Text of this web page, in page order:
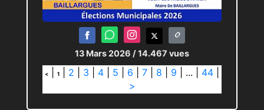
13 Mars 2026 / 14.467 vues
< 1 2 3 4 5 6 7 8 9 ... 44
>